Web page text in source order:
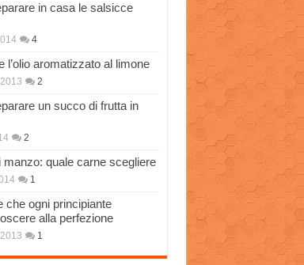
in casa le salsicce
4
l’olio aromatizzato al limone
2
un succo di frutta in
2
manzo: quale carne scegliere
1
che ogni principiante
alla perfezione
1